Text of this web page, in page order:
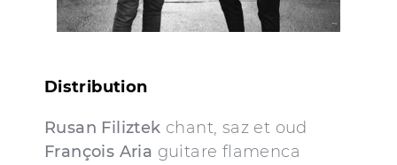
Distribution
Rusan Filiztek chant, saz et oud
François Aria guitare flamenca